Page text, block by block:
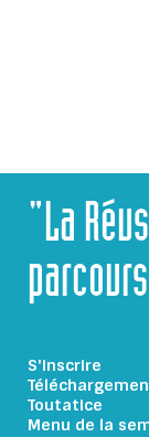
"La
S'inscrire
Toutatice
Menu de la